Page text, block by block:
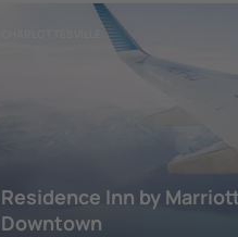
Residence Inn by
Downtown